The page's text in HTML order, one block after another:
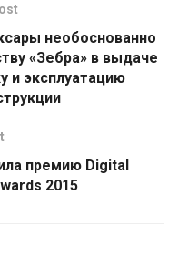
необоснованно
«Зебра» в выдаче
и эксплуатацию
премию Digital
2015